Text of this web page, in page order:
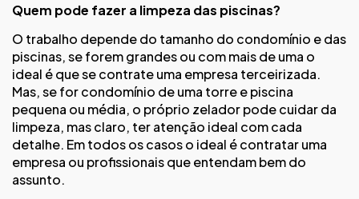
Quem pode fazer a limpeza das piscinas?
O trabalho depende do tamanho do condomínio e das
piscinas, se forem grandes ou com mais de uma o
ideal é que se contrate uma empresa terceirizada.
Mas, se for condomínio de uma torre e piscina
pequena ou média, o próprio zelador pode cuidar da
limpeza, mas claro, ter atenção ideal com cada
detalhe. Em todos os casos o ideal é contratar uma
empresa ou profissionais que entendam bem do
assunto.